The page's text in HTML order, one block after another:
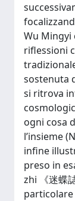
Wu Mingyi
riflessioni
sostenuta
si ritrova
ogni cosa
l’insieme
infine
preso in
zhi 《迷蝶